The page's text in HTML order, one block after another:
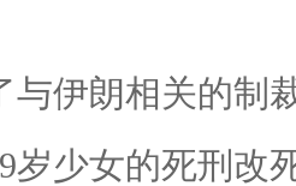
与伊朗相关的制
岁少女的死刑改